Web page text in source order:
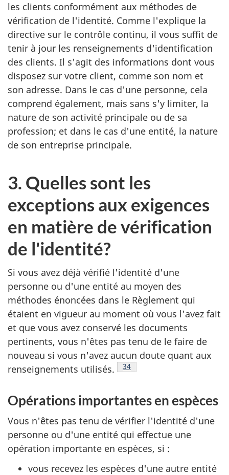
les clients conformément aux méthodes de
vérification de l'identité. Comme l'explique la
directive sur le contrôle continu, il vous suffit de
tenir à jour les renseignements d'identification
des clients. Il s'agit des informations dont vous
disposez sur votre client, comme son nom et
son adresse. Dans le cas d'une personne, cela
comprend également, mais sans s'y limiter, la
nature de son activité principale ou de sa
profession; et dans le cas d'une entité, la nature
de son entreprise principale.
3. Quelles sont les
exceptions aux exigences
en matière de vérification
de l'identité?
Si vous avez déjà vérifié l'identité d'une
personne ou d'une entité au moyen des
méthodes énoncées dans le Règlement qui
étaient en vigueur au moment où vous l'avez fait
et que vous avez conservé les documents
pertinents, vous n'êtes pas tenu de le faire de
nouveau si vous n'avez aucun doute quant aux
renseignements utilisés.
Note de bas de page
34
Opérations importantes en espèces
Vous n'êtes pas tenu de vérifier l'identité d'une
personne ou d'une entité qui effectue une
opération importante en espèces, si :
vous recevez les espèces d'une autre entité